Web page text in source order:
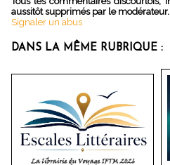
aussitôt supprimés par le modérateur.
Signaler un abus
DANS LA MÊME RUBRIQUE :